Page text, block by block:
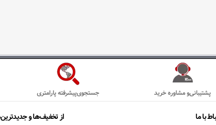
جستجوی‌پیشرفته پارامتری پشتیبانی‌و مشاوره خرید
با ما از تخفیف‌ها و